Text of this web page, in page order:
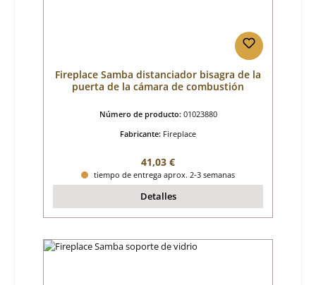
Fireplace Samba distanciador bisagra de la
puerta de la cámara de combustión
Número de producto: 01023880
Fabricante: Fireplace
Precio normal:
41,03 €
tiempo de entrega aprox. 2-3 semanas
Detalles